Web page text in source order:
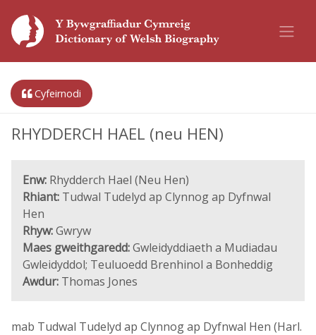
Cyfeirnodi
RHYDDERCH HAEL (neu HEN)
Enw: Rhydderch Hael (Neu Hen)
Rhiant: Tudwal Tudelyd ap Clynnog ap Dyfnwal
Hen
Rhyw:Gwryw
Maes gweithgaredd:Gwleidyddiaeth a Mudiadau
Gwleidyddol; Teuluoedd Brenhinol a Bonheddig
Awdur: Thomas Jones
mab Tudwal Tudelyd ap Clynnog ap Dyfnwal Hen (Harl.